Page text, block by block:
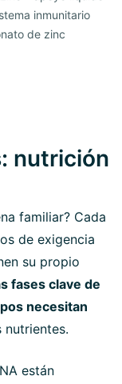
inmunitario
de zinc
nutrición
familiar? Cada
de exigencia
su propio
fases clave de
necesitan
nutrientes.
están